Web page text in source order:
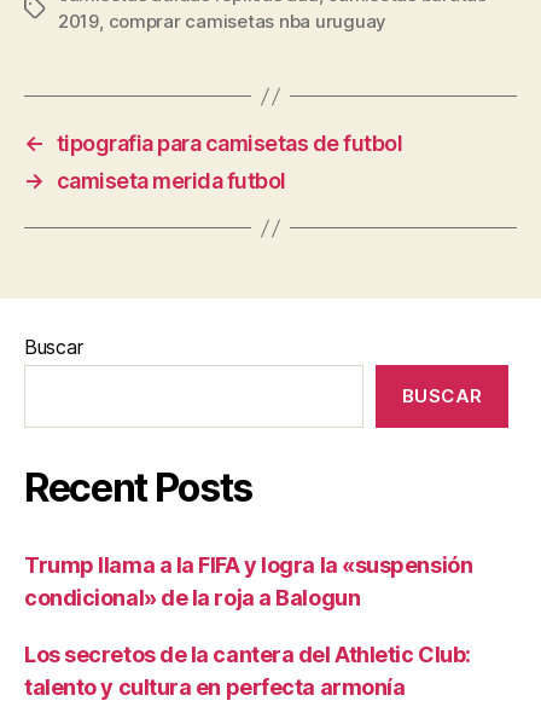
Etiquetas
2019, comprar camisetas nba uruguay
← tipografia para camisetas de futbol
→
camiseta merida futbol
Buscar
BUSCAR
Recent Posts
Trump llama a la FIFA y logra la «suspensión
condicional» de la roja a Balogun
Los secretos de la cantera del Athletic Club:
talento y cultura en perfecta armonía